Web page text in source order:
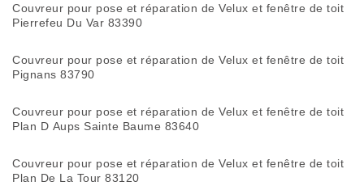
Couvreur pour pose et réparation de Velux et fenêtre de toit
Pierrefeu Du Var 83390
Couvreur pour pose et réparation de Velux et fenêtre de toit
Pignans 83790
Couvreur pour pose et réparation de Velux et fenêtre de toit
Plan D Aups Sainte Baume 83640
Couvreur pour pose et réparation de Velux et fenêtre de toit
Plan De La Tour 83120